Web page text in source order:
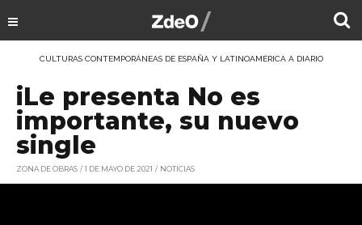
CULTURAS CONTEMPORÁNEAS DE ESPAÑA Y LATINOAMÉRICA A DIARIO
iLe presenta No es
importante, su nuevo
single
ZONA DE OBRAS 1 DE MAYO DE 2021 NOTICIAS